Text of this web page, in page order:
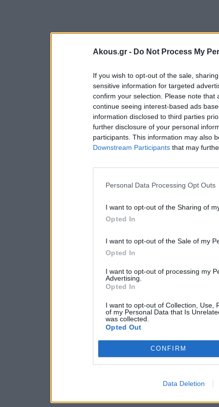
Akous.gr - Do Not Process My
If you wish to opt-out of the sale,
sensitive information for targeted
confirm your selection. Please note
continue seeing interest-based ads
information disclosed to third parties
further disclosure of your personal
participants. This information may also
Downstream Participants that may
Personal Data Processing Opt Outs
I want to opt-out of the Sharing of
Opted In
I want to opt-out of the Sale of my
Opted In
I want to opt-out of processing my
Advertising.
Opted In
I want to opt-out of Collection, Use,
of my Personal Data that Is
was collected.
Opted Out
CONFIRM
Data Deletion